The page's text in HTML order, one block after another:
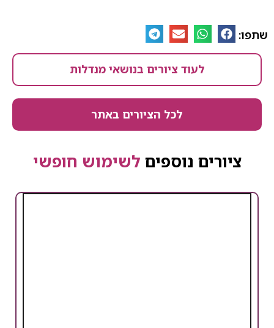
שתפו:
לעוד ציורים בנושאי מנדלות
לכל הציורים באתר
ציורים נוספים לשימוש חופשי